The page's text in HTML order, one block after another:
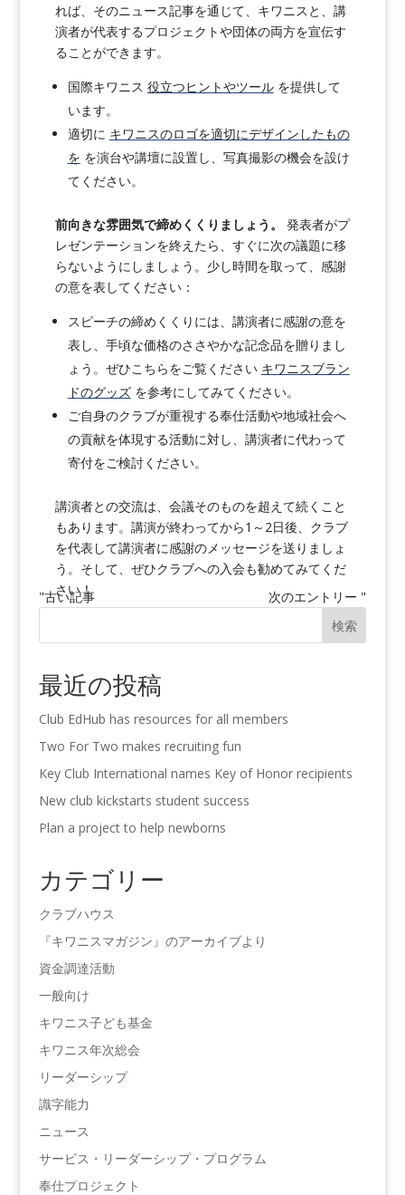
れば、そのニュース記事を通じて、キワニスと、講
演者が代表するプロジェクトや団体の両方を宣伝す
ることができます。
国際キワニス 役立つヒントやツールを提供して
います。
適切に キワニスのロゴを適切にデザインしたもの
を を演台や講壇に設置し、写真撮影の機会を設け
てください。
前向きな雰囲気で締めくくりましょう。
発表者がプ
レゼンテーションを終えたら、すぐに次の議題に移
らないようにしましょう。少し時間を取って、感謝
の意を表してください：
スピーチの締めくくりには、講演者に感謝の意を
表し、手頃な価格のささやかな記念品を贈りまし
ょう。ぜひこちらをご覧ください キワニスブラン
ドのグッズを参考にしてみてください。
ご自身のクラブが重視する奉仕活動や地域社会へ
の貢献を体現する活動に対し、講演者に代わって
寄付をご検討ください。
講演者との交流は、会議そのものを超えて続くこと
もあります。講演が終わってから1～2日後、クラブ
を代表して講演者に感謝のメッセージを送りましょ
う。そして、ぜひクラブへの入会も勧めてみてくだ
さい！
"古い記事
次のエントリー "
検索
最近の投稿
Club EdHub has resources for all members
Two For Two makes recruiting fun
Key Club International names Key of Honor recipients
New club kickstarts student success
Plan a project to help newborns
カテゴリー
クラブハウス
『キワニスマガジン』のアーカイブより
資金調達活動
一般向け
キワニス子ども基金
キワニス年次総会
リーダーシップ
識字能力
ニュース
サービス・リーダーシップ・プログラム
奉仕プロジェクト